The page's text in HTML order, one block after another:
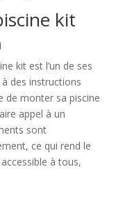
kit
kit est l’un de ses
des instructions
de monter sa piscine
appel à un
sont
ce qui rend le
à tous,